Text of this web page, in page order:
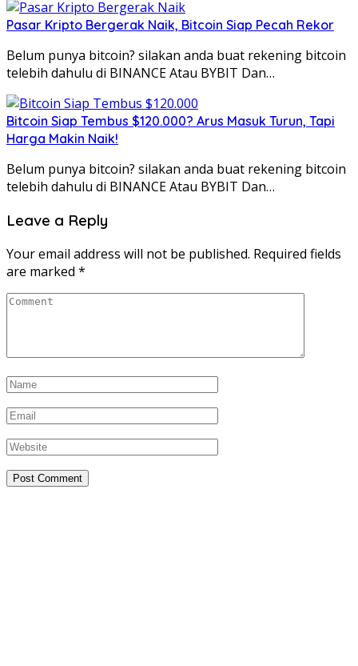
Pasar Kripto Bergerak Naik, Bitcoin Siap Pecah Rekor
Belum punya bitcoin? silakan anda buat rekening bitcoin
telebih dahulu di BINANCE Atau BYBIT Dan…
Bitcoin Siap Tembus $120.000? Arus Masuk Turun, Tapi
Harga Makin Naik!
Belum punya bitcoin? silakan anda buat rekening bitcoin
telebih dahulu di BINANCE Atau BYBIT Dan…
Leave a Reply
Your email address will not be published. Required fields
are marked *